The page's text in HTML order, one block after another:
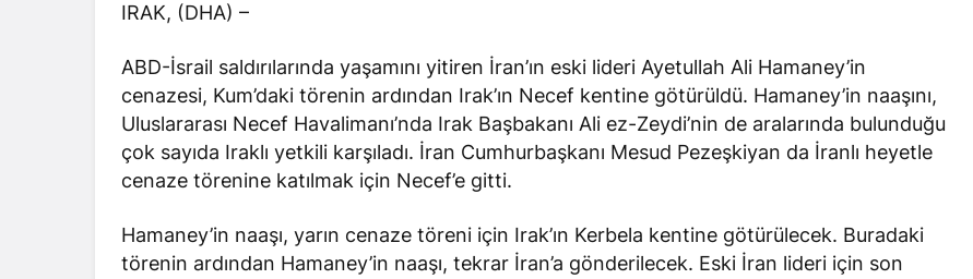
IRAK, (DHA) –
ABD-İsrail saldırılarında yaşamını yitiren İran’ın eski lideri Ayetullah Ali Hamaney’in
cenazesi, Kum’daki törenin ardından Irak’ın Necef kentine götürüldü. Hamaney’in naaşını,
Uluslararası Necef Havalimanı’nda Irak Başbakanı Ali ez-Zeydi’nin de aralarında bulunduğu
çok sayıda Iraklı yetkili karşıladı. İran Cumhurbaşkanı Mesud Pezeşkiyan da İranlı heyetle
cenaze törenine katılmak için Necef’e gitti.
Hamaney’in naaşı, yarın cenaze töreni için Irak’ın Kerbela kentine götürülecek. Buradaki
törenin ardından Hamaney’in naaşı, tekrar İran’a gönderilecek. Eski İran lideri için son